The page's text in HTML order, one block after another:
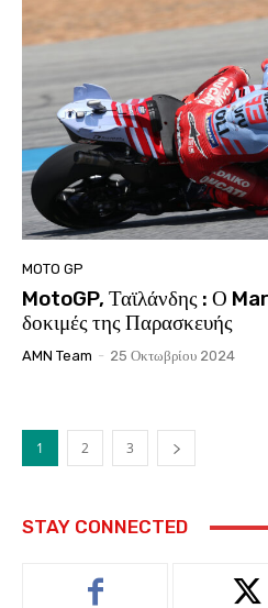
MOTO GP
MotoGP, Ταϊλάνδης : Ο
δοκιμές της Παρασκευής
AMN Team - 25 Οκτωβρίου 2024
1 2 3
STAY CONNECTED